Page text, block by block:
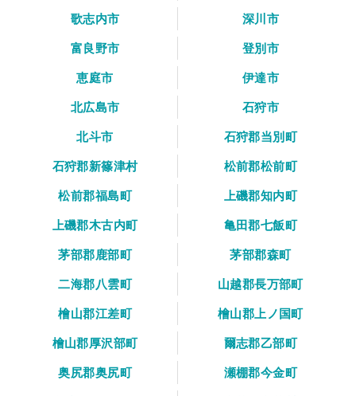
歌志内市
深川市
富良野市
登別市
恵庭市
伊達市
北広島市
石狩市
北斗市
石狩郡当別町
石狩郡新篠津村
松前郡松前町
松前郡福島町
上磯郡知内町
上磯郡木古内町
亀田郡七飯町
茅部郡鹿部町
茅部郡森町
二海郡八雲町
山越郡長万部町
檜山郡江差町
檜山郡上ノ国町
檜山郡厚沢部町
爾志郡乙部町
奥尻郡奥尻町
瀬棚郡今金町